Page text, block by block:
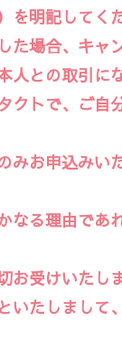
明記してく
場合、キャ
人との取引
クトで、ご自
みお申込み
なる理由で
お受けいたし
たしまして